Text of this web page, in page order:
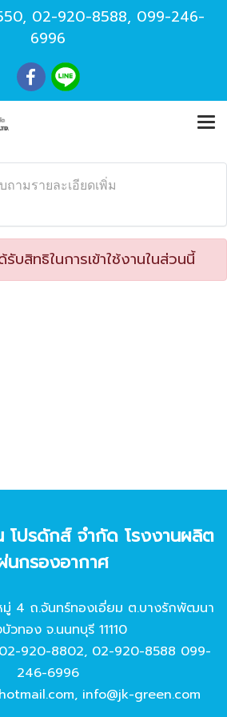
, 02-920-8588, 099-246-
6996
ถามรายละเอียดเพิ่ม
บสิทธิในการเข้าใช้งานในส่วนนี้
โปรดักส์ จํากัด โรงงานผลิต
นกรองอากาศ
4 ถ.จันทร์ทองเอี่ยม ต.บางรักพัฒนา
วทอง จ.นนทบุรี 11110
02-920-8802, 02-920-8588 099-
246-6996
, info@jk-green.com